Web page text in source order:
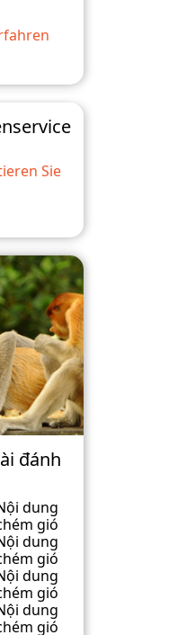
Sie
đánh
dung
gió
dung
gió
dung
gió
dung
gió